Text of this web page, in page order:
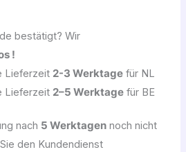
bestätigt? Wir
!
Lieferzeit 2-3 Werktage für NL
Lieferzeit 2–5 Werktage für BE
nach 5 Werktagen noch nicht
den Kundendienst